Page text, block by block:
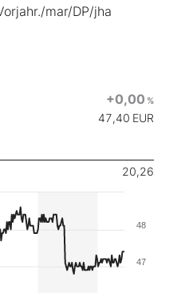
mar/DP/jha
+0,00 %
47,40 EUR
20,26
47
48